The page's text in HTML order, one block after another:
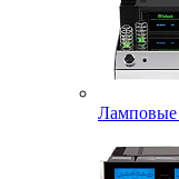
Ламповые